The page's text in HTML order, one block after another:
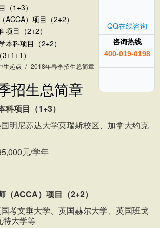
（1+3）
ACCA）项目（2+2）
项目（2+2）
本科项目（2+2）
）
生起点 / 2018年春季招生总简章
招生总简章
科项目（1+3）
明尼苏达大学莫瑞斯校区、加拿大约克
元/学年
（ACCA）项目（2+2）
考文垂大学、英国赫尔大学、英国班戈
特大学等
QQ在线咨询
咨询热线
400-019-0198